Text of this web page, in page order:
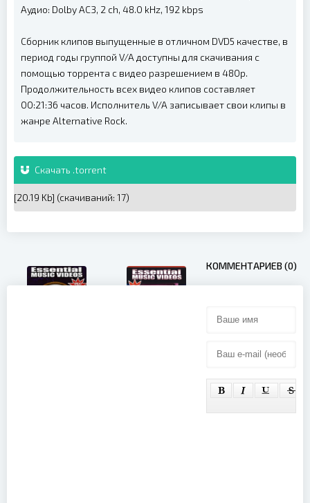
Аудио: Dolby AC3, 2 ch, 48.0 kHz, 192 kbps
Сборник клипов выпущенные в отличном DVD5 качестве, в
период годы группой V/A доступны для скачивания с
помощью торрента с видео разрешением в 480p.
Продолжительность всех видео клипов составляет
00:21:36 часов. Исполнитель V/A записывает свои клипы в
жанре Alternative Rock.
Скачать .torrent
[20.19 Kb] (cкачиваний: 17)
КОММЕНТАРИЕВ (0)